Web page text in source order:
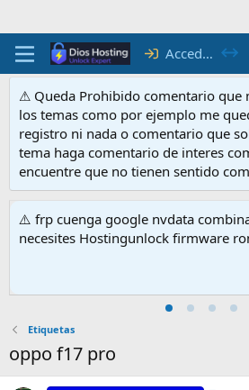
Acceder
⚠ Queda Prohibido comentario que
los temas como por ejemplo me
registro ni nada o comentario que
tema haga comentario de interes
encuentre que no tienen sentido
⚠️ frp cuenga google nvdata
necesites Hostingunlock firmware
Etiquetas
oppo f17 pro